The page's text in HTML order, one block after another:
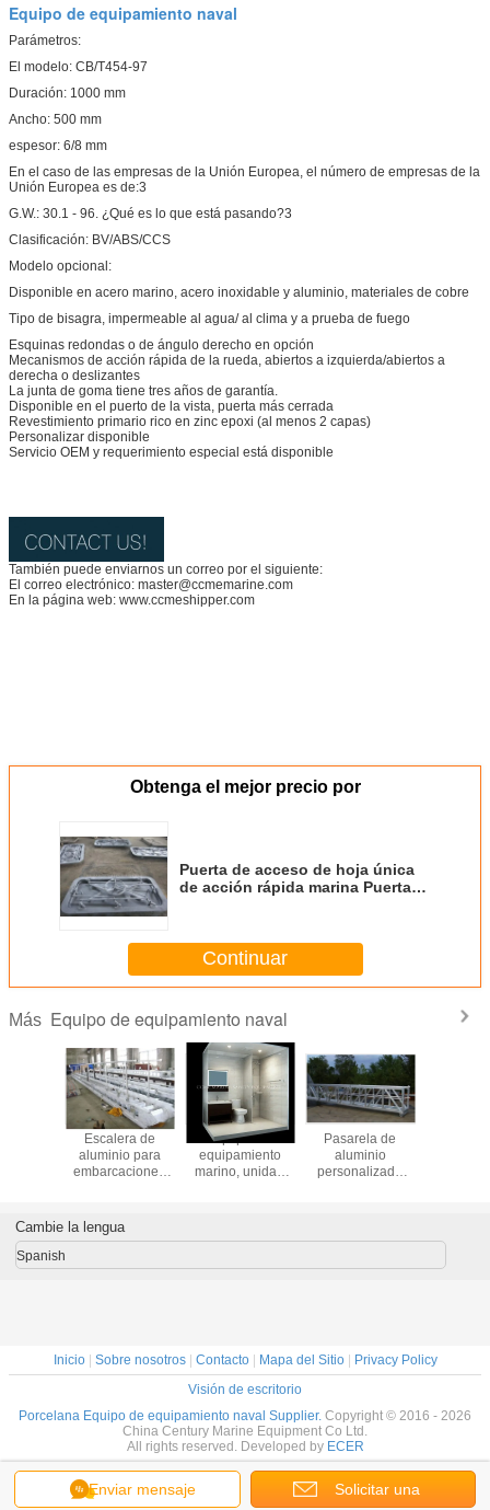
Equipo de equipamiento naval
Parámetros:
El modelo: CB/T454-97
Duración: 1000 mm
Ancho: 500 mm
espesor: 6/8 mm
En el caso de las empresas de la Unión Europea, el número de empresas de la
Unión Europea es de:3
G.W.: 30.1 - 96. ¿Qué es lo que está pasando?3
Clasificación: BV/ABS/CCS
Modelo opcional:
Disponible en acero marino, acero inoxidable y aluminio, materiales de cobre
Tipo de bisagra, impermeable al agua/ al clima y a prueba de fuego
Esquinas redondas o de ángulo derecho en opción
Mecanismos de acción rápida de la rueda, abiertos a izquierda/abiertos a
derecha o deslizantes
La junta de goma tiene tres años de garantía.
Disponible en el puerto de la vista, puerta más cerrada
Revestimiento primario rico en zinc epoxi (al menos 2 capas)
Personalizar disponible
Servicio OEM y requerimiento especial está disponible
También puede enviarnos un correo por el siguiente:
El correo electrónico: master@ccmemarine.com
En la página web: www.ccmeshipper.com
Obtenga el mejor precio por
Puerta de acceso de hoja única
de acción rápida marina Puerta
Continuar
Más Equipo de equipamiento naval
Escalera de
aluminio para
embarcaciones
Equipo de
equipamiento
marino, unidad
Pasarela de
aluminio
personalizada
Enviar mensaje Solicitar una
Cambie la lengua
Spanish
Inicio| Sobre nosotros| Contacto| Mapa del Sitio| Privacy Policy
Visión de escritorio
Porcelana Equipo de equipamiento naval Supplier. Copyright © 2016 - 2026
China Century Marine Equipment Co Ltd.
All rights reserved. Developed by ECER